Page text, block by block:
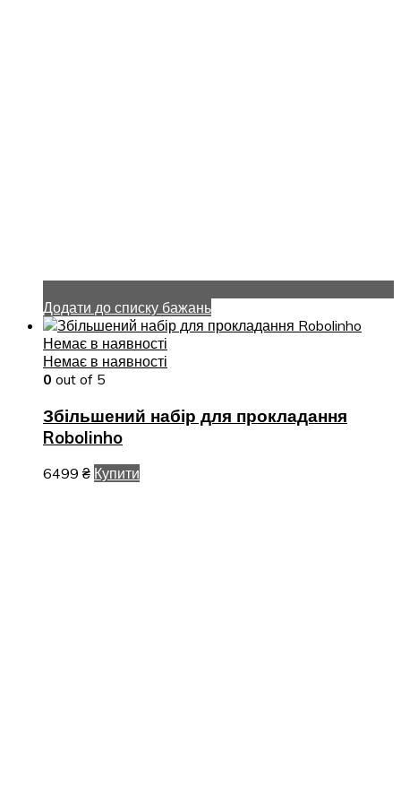
Додати до списку бажань
Немає в наявності
Немає в наявності
0 out of 5
Збільшений набір для прокладання
Robolinho
6499 ₴ Купити